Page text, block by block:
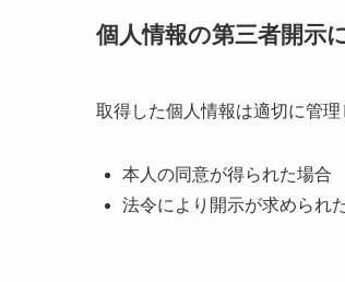
個人情報の第三者開示
取得した個人情報は適切に管
本人の同意が得られた場合
法令により開示が求められ